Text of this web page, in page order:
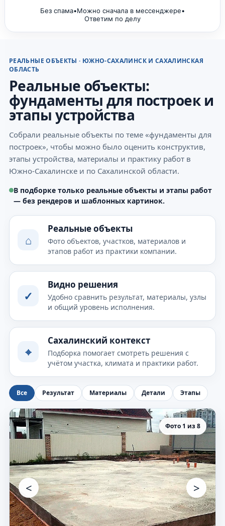
Без спама•Можно сначала в мессенджере•
Ответим по делу
РЕАЛЬНЫЕ ОБЪЕКТЫ · ЮЖНО-САХАЛИНСК И САХАЛИНСКАЯ
ОБЛАСТЬ
Реальные объекты:
фундаменты для построек и
этапы устройства
Собрали реальные объекты по теме «фундаменты для
построек», чтобы можно было оценить конструктив,
этапы устройства, материалы и практику работ в
Южно-Сахалинске и по Сахалинской области.
В подборке только реальные объекты и этапы работ
— без рендеров и шаблонных картинок.
⌂
Реальные объекты
Фото объектов, участков, материалов и
этапов работ из практики компании.
✓
Видно решения
Удобно сравнить результат, материалы, узлы
и общий уровень исполнения.
⌖
Сахалинский контекст
Подборка помогает смотреть решения с
учётом участка, климата и практики работ.
Все Результат Материалы Детали Этапы
Фото 1 из 8
< >